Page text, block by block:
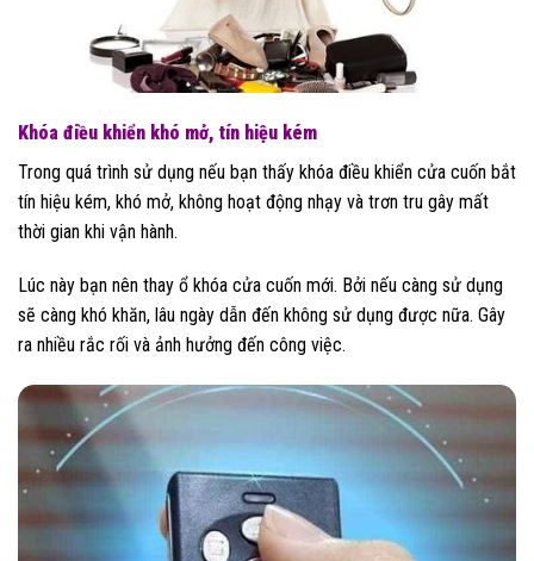
Khóa điều khiển khó mở, tín hiệu kém
Trong quá trình sử dụng nếu bạn thấy khóa điều khiển cửa cuốn bắt
tín hiệu kém, khó mở, không hoạt động nhạy và trơn tru gây mất
thời gian khi vận hành.
Lúc này bạn nên thay ổ khóa cửa cuốn mới. Bởi nếu càng sử dụng
sẽ càng khó khăn, lâu ngày dẫn đến không sử dụng được nữa. Gây
ra nhiều rắc rối và ảnh hưởng đến công việc.